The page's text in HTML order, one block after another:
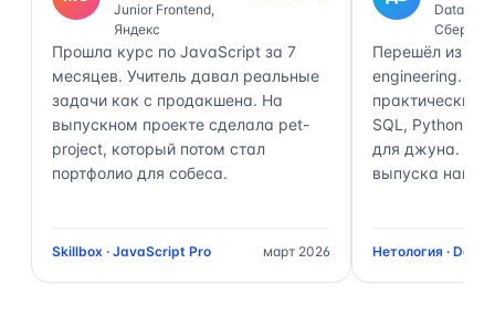
Junior Frontend,
Яндекс
Прошла курс по JavaScript за 7
месяцев. Учитель давал реальные
задачи как с продакшена. На
выпускном проекте сделала pet-
project, который потом стал
портфолио для собеса.
Skillbox · JavaScript Pro март 2026
Data
Сбер
Перешёл из
engineering.
практически
SQL, Python,
для джуна.
выпуска нашёл
Нетология · Data